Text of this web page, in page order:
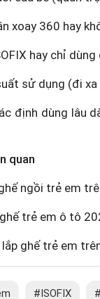
xoay 360 hay
hay chỉ
sử dụng (đi
định dùng lâu
quan
ngồi trẻ em
trẻ em ô tô
lắp ghế trẻ em
ISOFIX